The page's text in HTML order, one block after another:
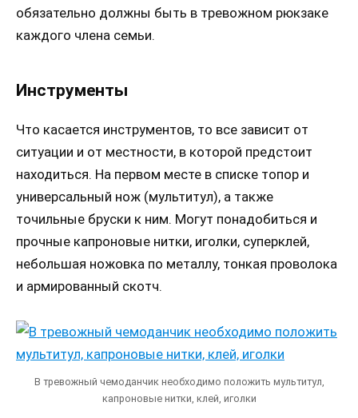
обязательно должны быть в тревожном рюкзаке
каждого члена семьи.
Инструменты
Что касается инструментов, то все зависит от
ситуации и от местности, в которой предстоит
находиться. На первом месте в списке топор и
универсальный нож (мультитул), а также
точильные бруски к ним. Могут понадобиться и
прочные капроновые нитки, иголки, суперклей,
небольшая ножовка по металлу, тонкая проволока
и армированный скотч.
В тревожный чемоданчик необходимо положить мультитул,
капроновые нитки, клей, иголки